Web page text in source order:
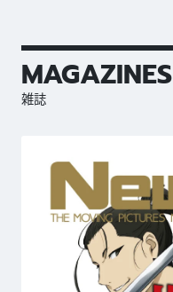
MAGAZINES
雑誌